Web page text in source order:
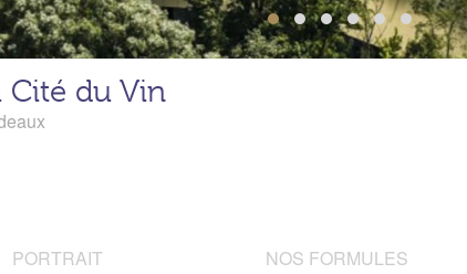
Cité du Vin
PORTRAIT NOS FORMULES